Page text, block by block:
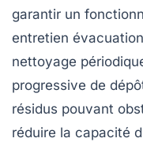
garantir un
entretien
nettoyage
progressive de
résidus pouvant
réduire la capacité